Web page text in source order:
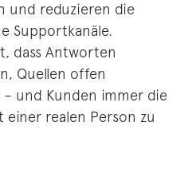
und reduzieren die
Supportkanäle.
dass Antworten
Quellen offen
und Kunden immer die
realen Person zu